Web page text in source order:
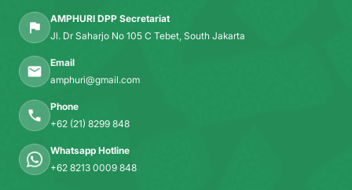
AMPHURI DPP Secretariat
Jl. Dr Saharjo No 105 C Tebet, South Jakarta
Email
amphuri@gmail.com
Phone
+62 (21) 8299 848
Whatsapp Hotline
+62 8213 0009 848